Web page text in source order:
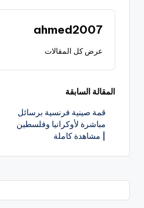
ahmed2007
عرض كل المقالات
تصفّح
المقالات
المقالة السابقة
قمة صينية فرنسية برسائل
مباشرة لأوكرانيا وفلسطين
| مشاهدة كاملة